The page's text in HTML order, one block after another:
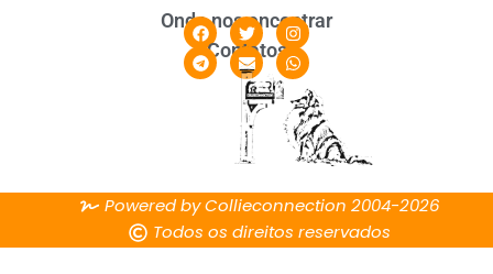
Onde nos encontrar
Contatos
Powered by Collieconnection 2004-2026
Todos os direitos reservados